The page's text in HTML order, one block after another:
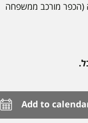
(הכפר מורכב ממשפחה
Add to